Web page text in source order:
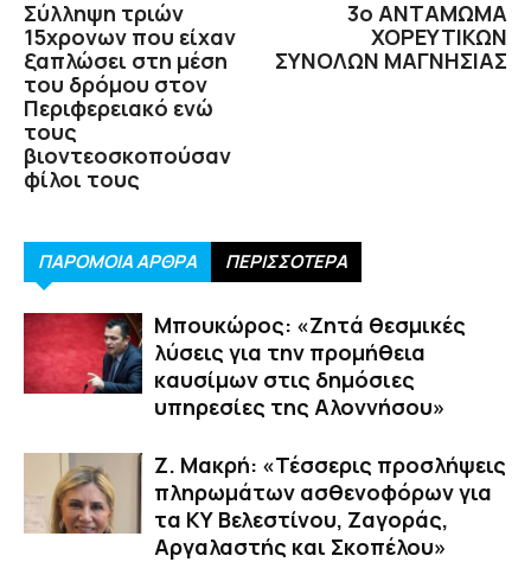
Σύλληψη τριών
15χρονων που είχαν
ξαπλώσει στη μέση
του δρόμου στον
Περιφερειακό ενώ
τους
βιοντεοσκοπούσαν
φίλοι τους
3ο ΑΝΤΑΜΩΜΑ
ΧΟΡΕΥΤΙΚΩΝ
ΣΥΝΟΛΩΝ ΜΑΓΝΗΣΙΑΣ
ΠΑΡΟΜΟΙΑ ΑΡΘΡΑ ΠΕΡΙΣΣΟΤΕΡΑ
Μπουκώρος: «Ζητά θεσμικές
λύσεις για την προμήθεια
καυσίμων στις δημόσιες
υπηρεσίες της Αλοννήσου»
Ζ. Μακρή: «Τέσσερις προσλήψεις
πληρωμάτων ασθενοφόρων για
τα ΚΥ Βελεστίνου, Ζαγοράς,
Αργαλαστής και Σκοπέλου»